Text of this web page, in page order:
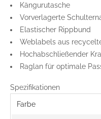
Kängurutasche
Vorverlagerte
Elastischer Rippbund
Weblabels aus
Hochabschließender
Raglan für optimale
Spezifikationen
Farbe